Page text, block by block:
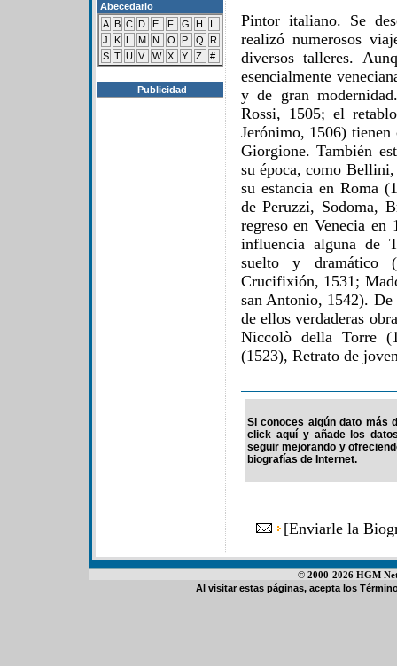
Abecedario
A B C D E F G H
I
J
K L M N O P Q
R
S T U V W X Y Z #
Publicidad
Pintor italiano. Se
realizó numerosos
diversos talleres.
esencialmente
y de gran
Rossi, 1505; el
Jerónimo, 1506)
Giorgione. También
su época, como
su estancia en Roma
de Peruzzi, Sodoma,
regreso en Venecia en
influencia alguna de
suelto y dramático
Crucifixión, 1531;
san Antonio, 1542). De
de ellos verdaderas
Niccolò della Torre
(1523), Retrato de
Si conoces algún dato más
click aquí y añade los
seguir mejorando y
biografías de Internet.
[Enviarle la
© 2000-2026 HGM
Al visitar estas páginas, acepta los